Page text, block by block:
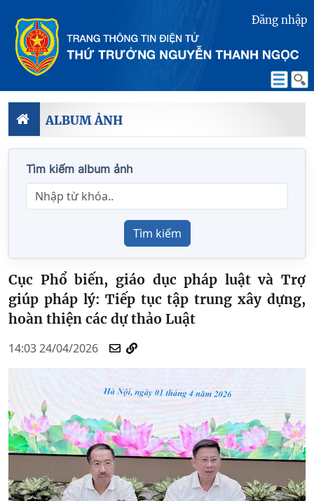
Đăng nhập
ALBUM ẢNH
Tìm kiếm album ảnh
Tìm kiếm
Cục Phổ biến, giáo dục pháp luật và Trợ
giúp pháp lý: Tiếp tục tập trung xây dựng,
hoàn thiện các dự thảo Luật
14:03 24/04/2026